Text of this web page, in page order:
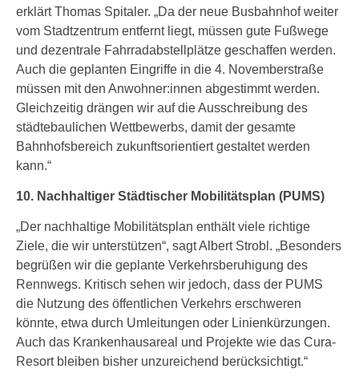
erklärt Thomas Spitaler. „Da der neue Busbahnhof weiter
vom Stadtzentrum entfernt liegt, müssen gute Fußwege
und dezentrale Fahrradabstellplätze geschaffen werden.
Auch die geplanten Eingriffe in die 4. Novemberstraße
müssen mit den Anwohner:innen abgestimmt werden.
Gleichzeitig drängen wir auf die Ausschreibung des
städtebaulichen Wettbewerbs, damit der gesamte
Bahnhofsbereich zukunftsorientiert gestaltet werden
kann.“
10. Nachhaltiger Städtischer Mobilitätsplan (PUMS)
„Der nachhaltige Mobilitätsplan enthält viele richtige
Ziele, die wir unterstützen“, sagt Albert Strobl. „Besonders
begrüßen wir die geplante Verkehrsberuhigung des
Rennwegs. Kritisch sehen wir jedoch, dass der PUMS
die Nutzung des öffentlichen Verkehrs erschweren
könnte, etwa durch Umleitungen oder Linienkürzungen.
Auch das Krankenhausareal und Projekte wie das Cura-
Resort bleiben bisher unzureichend berücksichtigt.“